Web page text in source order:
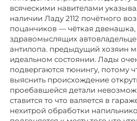
всяческими навителами
наличии Ладу 2112 почётного
поцанчиков — чёткая двенашка,
здравомыслящих
антилопа. предыдущий хозяин
идеальном состоянии. Лады
подвергаются тюнингу, потому
выяснить происхождение
проебавшейся детали
ставится то что валяется в
нехитрой обработки